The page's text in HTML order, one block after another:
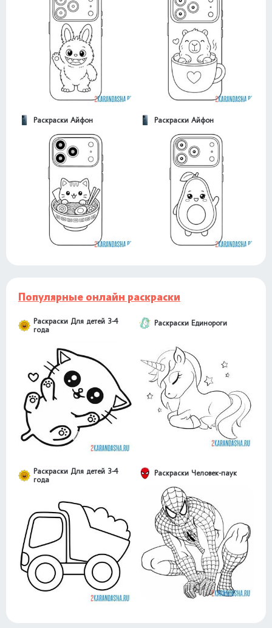
Раскраски Айфон Раскраски Айфон
Популярные онлайн раскраски
Раскраски Для детей 3-4
года
Раскраски Единороги
Раскраски Для детей 3-4
года
Раскраски Человек-паук